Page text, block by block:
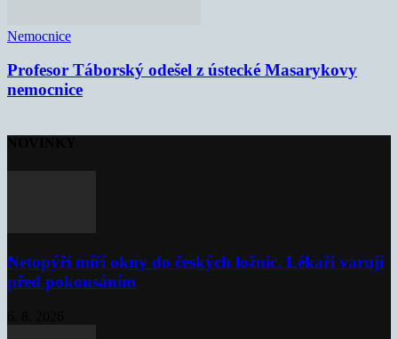
Nemocnice
Profesor Táborský odešel z ústecké Masarykovy
nemocnice
Netopýři míří okny do českých ložnic. Lékaři varují
před pokousáním